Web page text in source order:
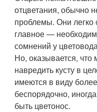
отцветания, обычно
проблемы. Они легко
главное —
сомнений у
Но, оказывается, что
навредить кусту в
имеются в виду
беспорядочно,
быть цветонос.